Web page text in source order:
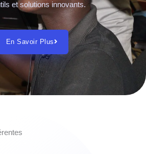
et solutions innovants.
En Savoir Plus